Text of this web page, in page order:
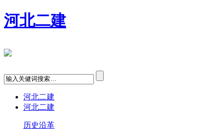
河北二建
河北二建
河北二建
历史沿革